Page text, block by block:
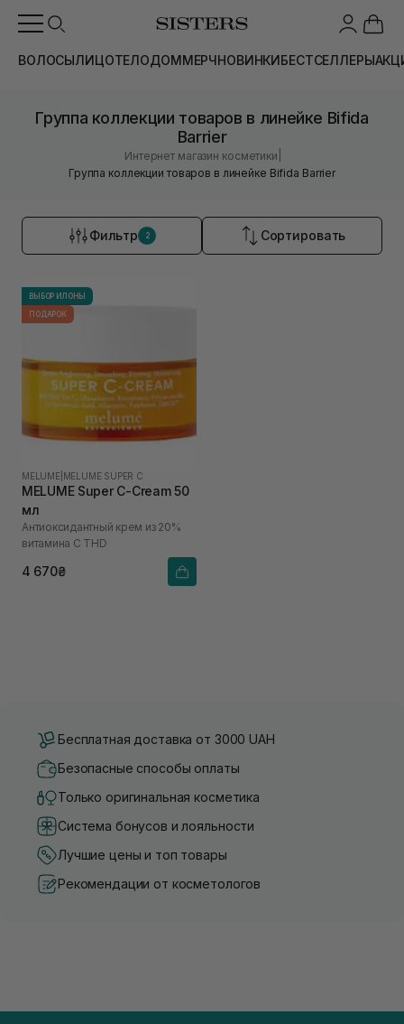
ВОЛОСЫЛИЦОТЕЛОДОММЕРЧНОВИНКИБЕСТСЕЛЛЕРЫ
Группа коллекции товаров в линейке Bifida
Barrier
Интернет магазин косметики
Группа коллекции товаров в линейке Bifida Barrier
Фильтр 2 Сортировать
ВЫБОР ИЛОНЫ
ПОДАРОК
MELUME MELUME SUPER C
MELUME Super C-Cream 50
мл
Антиоксидантный крем из 20%
витамина C THD
4 670₴
Бесплатная доставка от 3000 UAH
Безопасные способы оплаты
Только оригинальная косметика
Система бонусов и лояльности
Лучшие цены и топ товары
Рекомендации от косметологов